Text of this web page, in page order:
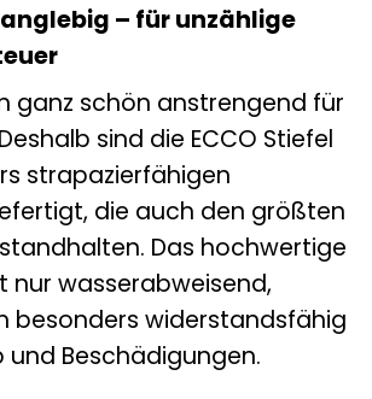
– für unzählige
ganz schön anstrengend für
sind die ECCO Stiefel
strapazierfähigen
die auch den größten
Das hochwertige
nur wasserabweisend,
besonders widerstandsfähig
und Beschädigungen.